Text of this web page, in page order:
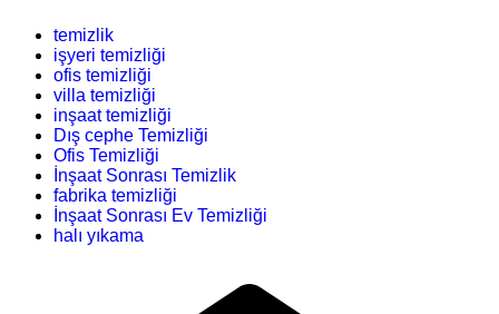
temizlik
işyeri temizliği
ofis temizliği
villa temizliği
inşaat temizliği
Dış cephe Temizliği
Ofis Temizliği
İnşaat Sonrası Temizlik
fabrika temizliği
İnşaat Sonrası Ev Temizliği
halı yıkama